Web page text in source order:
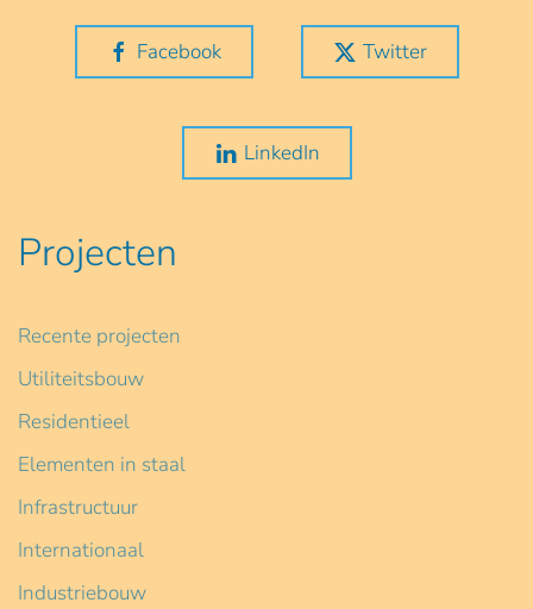
Facebook Twitter
LinkedIn
Projecten
Recente projecten
Utiliteitsbouw
Residentieel
Elementen in staal
Infrastructuur
Internationaal
Industriebouw